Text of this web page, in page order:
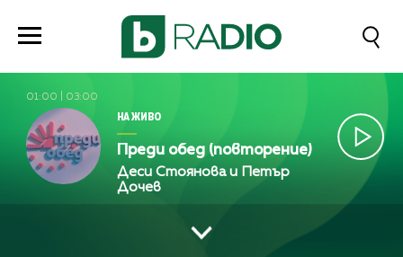
01:00 03:00
НА ЖИВО
Преди обед (повторение)
Деси Стоянова и Петър
Дочев